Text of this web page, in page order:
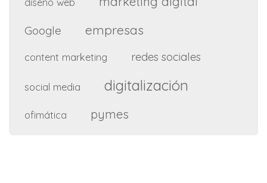
Google empresas
content marketing redes sociales
social media digitalización
ofimática pymes